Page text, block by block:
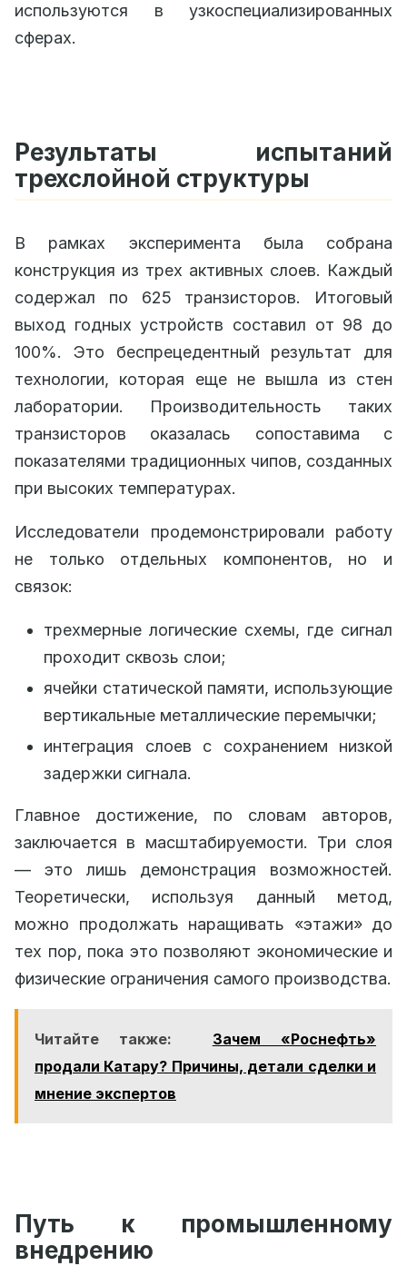
используются в узкоспециализированных
сферах.
Результаты испытаний
трехслойной структуры
В рамках эксперимента была собрана
конструкция из трех активных слоев. Каждый
содержал по 625 транзисторов. Итоговый
выход годных устройств составил от 98 до
100%. Это беспрецедентный результат для
технологии, которая еще не вышла из стен
лаборатории. Производительность таких
транзисторов оказалась сопоставима с
показателями традиционных чипов, созданных
при высоких температурах.
Исследователи продемонстрировали работу
не только отдельных компонентов, но и
связок:
трехмерные логические схемы, где сигнал
проходит сквозь слои;
ячейки статической памяти, использующие
вертикальные металлические перемычки;
интеграция слоев с сохранением низкой
задержки сигнала.
Главное достижение, по словам авторов,
заключается в масштабируемости. Три слоя
— это лишь демонстрация возможностей.
Теоретически, используя данный метод,
можно продолжать наращивать «этажи» до
тех пор, пока это позволяют экономические и
физические ограничения самого производства.
Читайте также:
Зачем «Роснефть»
продали Катару? Причины, детали сделки и
мнение экспертов
Путь к промышленному
внедрению